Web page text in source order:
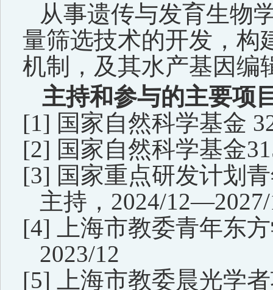
从事遗传与发育生物
量筛选技术的开发 ， 构
机制， 及其水产基因编
主持和参与的主要项
[1] 国家自然科学基金
[2] 国家自然科学基金
[3] 国家重点研发计划
主持， 2024/
[4]
上海市教委青年东
2023/12
[5]
上海市教委晨光学